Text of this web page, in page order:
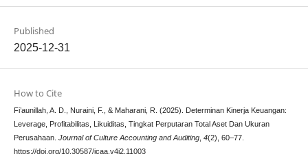
Published
2025-12-31
How to Cite
Fi’aunillah, A. D., Nuraini, F., & Maharani, R. (2025). Determinan Kinerja Keuangan:
Leverage, Profitabilitas, Likuiditas, Tingkat Perputaran Total Aset Dan Ukuran
Perusahaan. Journal of Culture Accounting and Auditing, 4(2), 60–77.
https://doi.org/10.30587/jcaa.v4i2.11003